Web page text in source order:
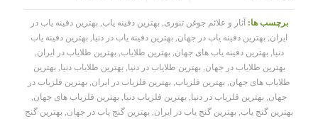
برچسب ها: آثار و علائم جوغن تنوری,بهترین دفینه یاب,بهترین دفینه یاب در
ایران, بهترین دفینه یاب در جهان, بهترین دفینه یاب در دنیا, بهترین دفینه یاب
دنیا,بهترین دفینه یاب های جهان,بهترین طلایاب,بهترین طلایاب در ایران,
بهترین طلایاب در جهان,بهترین طلایاب در دنیا,بهترین طلایاب دنیا,بهترین
طلایاب های جهان, بهترین فلزیاب, بهترین فلزیاب در ایران, بهترین فلزیاب در
جهان, بهترین فلزیاب در دنیا, بهترین فلزیاب دنیا, بهترین فلزیاب های جهان,
بهترین گنج یاب, بهترین گنج یاب در ایران, بهترین گنج یاب در جهان, بهترین گنج